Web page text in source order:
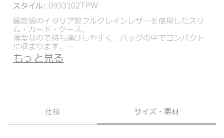
スタイル: 0933102TPW
最高級のイタリア製フルグレインレザーを使用したスリ
ム・カード・ケース。
薄型なので持ち運びしやすく、バッグの中でコンパクト
に収まります。
使用頻度の高い定期やクレジットカード、磁気カードな
どの収納に適していますので、ギフトとしても最適で
トゥミの機能性と最先端のデザインが融合し、時代を超
越したTurinコレクション。最高級のイタリアンレザーを
もっと見る
仕様 サイズ・素材